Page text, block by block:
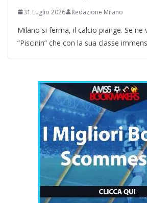
31 Luglio 2026 Redazione Milano
Milano si ferma, il calcio piange. Se ne
“Piscinin” che con la sua classe